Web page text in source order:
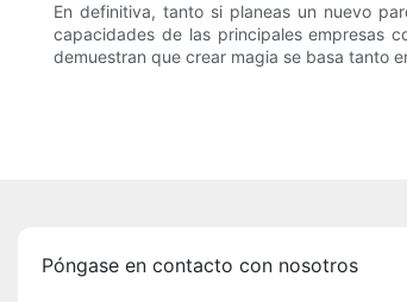
En definitiva, tanto si planeas un nuevo
capacidades de las principales empresas
demuestran que crear magia se basa tanto
Póngase en contacto con nosotros